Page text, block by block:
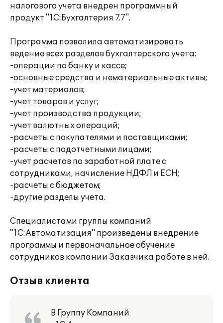
налогового учета внедрен программный
продукт "1С:Бухгалтерия 7.7".
Программа позволила автоматизировать
ведение всех разделов бухгалтерского учета:
-операции по банку и кассе;
-основные средства и нематериальные активы;
-учет материалов;
-учет товаров и услуг;
-учет производства продукции;
-учет валютных операций;
-расчеты с покупателями и поставщиками;
-расчеты с подотчетными лицами;
-учет расчетов по заработной плате с
сотрудниками, начисление НДФЛ и ЕСН;
-расчеты с бюджетом;
-другие разделы учета.
Специалистами группы компаний
"1С:Автоматизация" произведены внедрение
программы и первоначальное обучение
сотрудников компании Заказчика работе в ней.
Отзыв клиента
В Группу Компаний